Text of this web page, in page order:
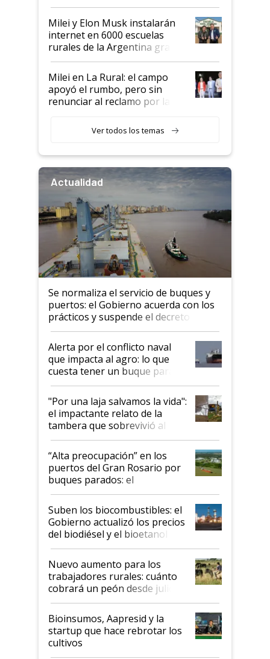
Milei y Elon Musk instalarán
internet en 6000 escuelas
rurales de la Argentina gracias
a un acuerdo con Starlink
Milei en La Rural: el campo
apoyó el rumbo, pero sin
renunciar al reclamo por las
Ver todos los temas
Actualidad
Se normaliza el servicio de buques y
puertos: el Gobierno acuerda con los
prácticos y suspende el decreto de
desregulación
Alerta por el conflicto naval
que impacta al agro: lo que
cuesta tener un buque parado
y el peligro de que Argentina
pase a ser "país sucio"
"Por una laja salvamos la vida":
el impactante relato de la
tambera que sobrevivió al
tornado
“Alta preocupación” en los
puertos del Gran Rosario por
buques parados: el
funcionamiento de las
exportadoras en tensión tras
la medida de fuerza de los
prácticos
Suben los biocombustibles: el
Gobierno actualizó los precios
del biodiésel y el bioetanol
Nuevo aumento para los
trabajadores rurales: cuánto
cobrará un peón desde julio
Bioinsumos, Aapresid y la
startup que hace rebrotar los
cultivos